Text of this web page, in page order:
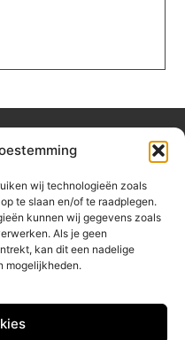
wij technologieën zoals
te slaan en/of te raadplegen.
kunnen wij gegevens zoals
Als je geen
kan dit een nadelige
mogelijkheden.
het dagelijks leven.
en artikelen die je helpen
met praktische adviezen